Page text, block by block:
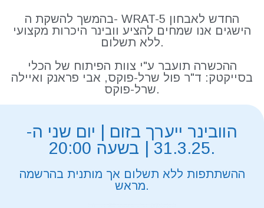
בהמשך להשקת ה- WRAT-5 החדש לאבחון
הישגים אנו שמחים להציע וובינר היכרות מקצועי
ללא תשלום.
ההכשרה תועבר ע"י צוות הפיתוח של הכלי
בסייקטק: ד"ר פול שרל-פוקס, אבי פראנק ואיילה
שרל-פוקס.
הוובינר ייערך בזום | יום שני ה-
31.3.25 | בשעה 20:00.
ההשתתפות ללא תשלום אך מותנית בהרשמה
מראש.